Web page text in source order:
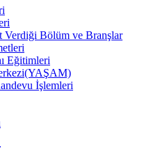
Verdiği Bölüm ve Branşlar
Eğitimleri
İşlemleri